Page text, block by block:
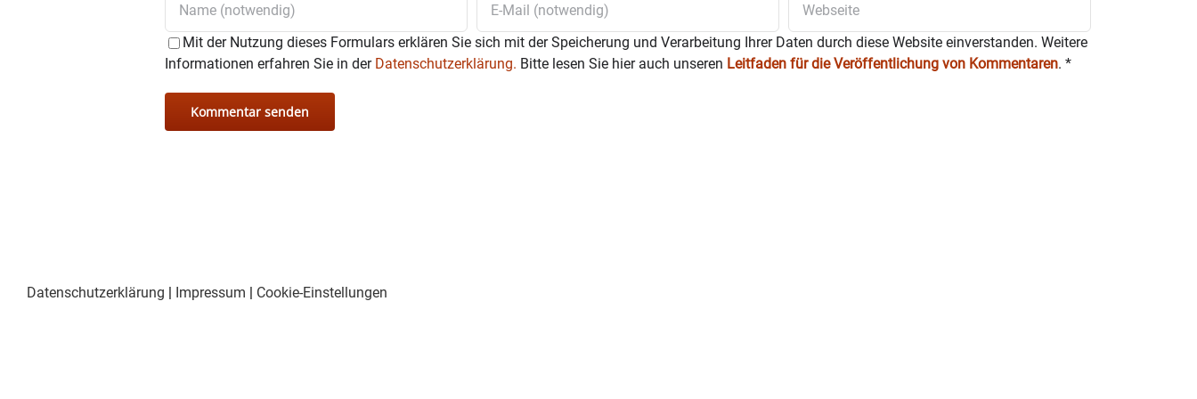
Mit der Nutzung dieses Formulars erklären Sie sich mit der Speicherung und Verarbeitung Ihrer Daten durch diese Website einverstanden. Weitere
Informationen erfahren Sie in der Datenschutzerklärung. Bitte lesen Sie hier auch unseren Leitfaden für die Veröffentlichung von Kommentaren. *
Datenschutzerklärung | Impressum | Cookie-Einstellungen